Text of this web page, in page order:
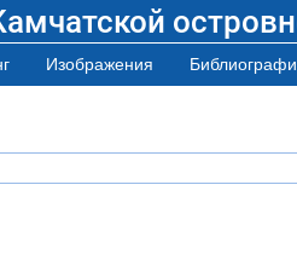
Изображения